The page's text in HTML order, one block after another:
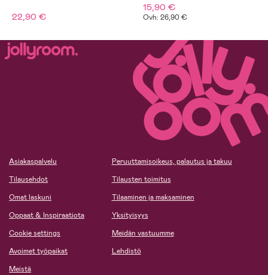
22,90 €
15,90 €
Ovh: 26,90 €
Asiakaspalvelu
Tilausehdot
Omat laskuni
Oppaat & Inspiraatiota
Cookie settings
Avoimet työpaikat
Meistä
Peruuttamisoikeus, palautus ja takuu
Tilausten toimitus
Tilaaminen ja maksaminen
Yksityisyys
Meidän vastuumme
Lehdistö